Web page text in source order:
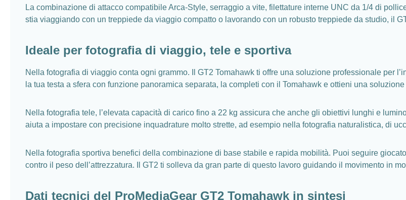
La combinazione di attacco compatibile Arca-Style, serraggio a vite, filettature interne UNC da 1/4 di
stia viaggiando con un treppiede da viaggio compatto o lavorando con un robusto treppiede da studio, il
Ideale per fotografia di viaggio, tele e sportiva
Nella fotografia di viaggio conta ogni grammo. Il GT2 Tomahawk ti offre una soluzione professionale per
la tua testa a sfera con funzione panoramica separata, la completi con il Tomahawk e ottieni una
Nella fotografia tele, l’elevata capacità di carico fino a 22 kg assicura che anche gli obiettivi lunghi e
aiuta a impostare con precisione inquadrature molto strette, ad esempio nella fotografia naturalistica, di
Nella fotografia sportiva benefici della combinazione di base stabile e rapida mobilità. Puoi seguire
contro il peso dell’attrezzatura. Il GT2 ti solleva da gran parte di questo lavoro guidando il movimento in
Dati tecnici del ProMediaGear GT2 Tomahawk in sintesi